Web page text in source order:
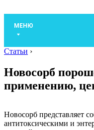
МЕНЮ
Статьи ›
Новосорб
применению,
Новосорб представляет
антитоксическими и